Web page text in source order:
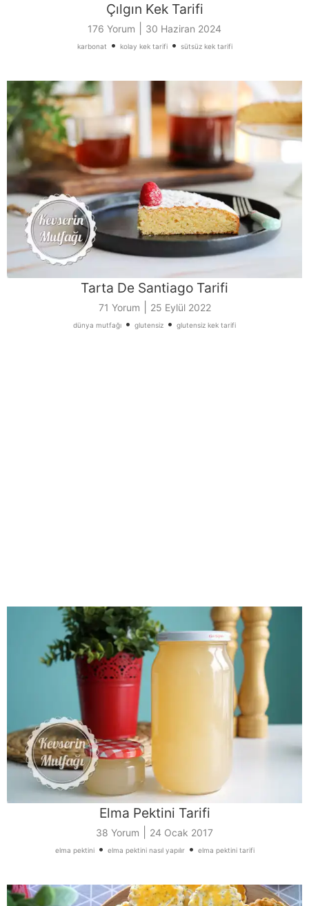
Çılgın Kek Tarifi
176 Yorum 30 Haziran 2024
karbonat • kolay kek tarifi• sütsüz kek tarifi
Tarta De Santiago Tarifi
71 Yorum 25 Eylül 2022
dünya mutfağı • glutensiz • glutensiz kek tarifi
Elma Pektini Tarifi
38 Yorum 24 Ocak 2017
elma pektini• elma pektini nasıl yapılır• elma pektini tarifi